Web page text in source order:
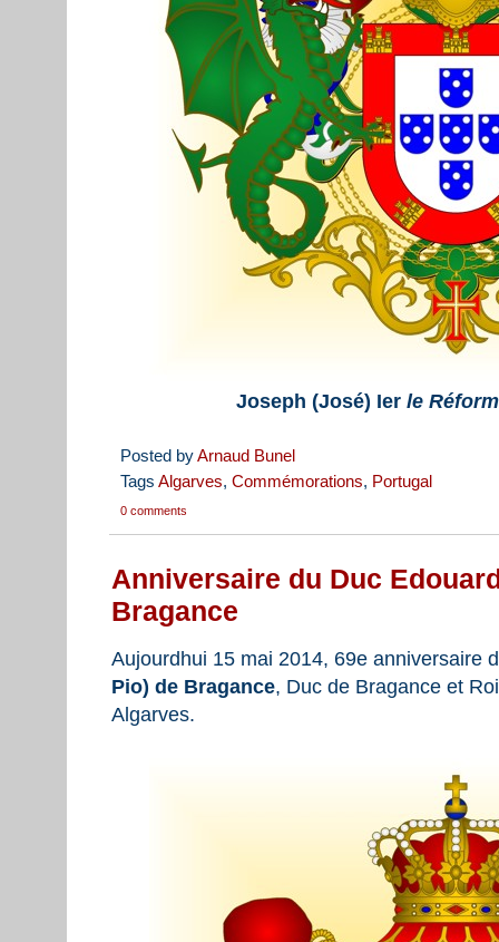
Joseph (José) Ierle
Posted byArnaud Bunel
Tags Algarves, Commémorations, Portugal
0 comments
Anniversaire du Duc
Bragance
Aujourdhui 15 mai 2014, 69e anniversaire
Pio) de Bragance, Duc de Bragance et
Algarves.